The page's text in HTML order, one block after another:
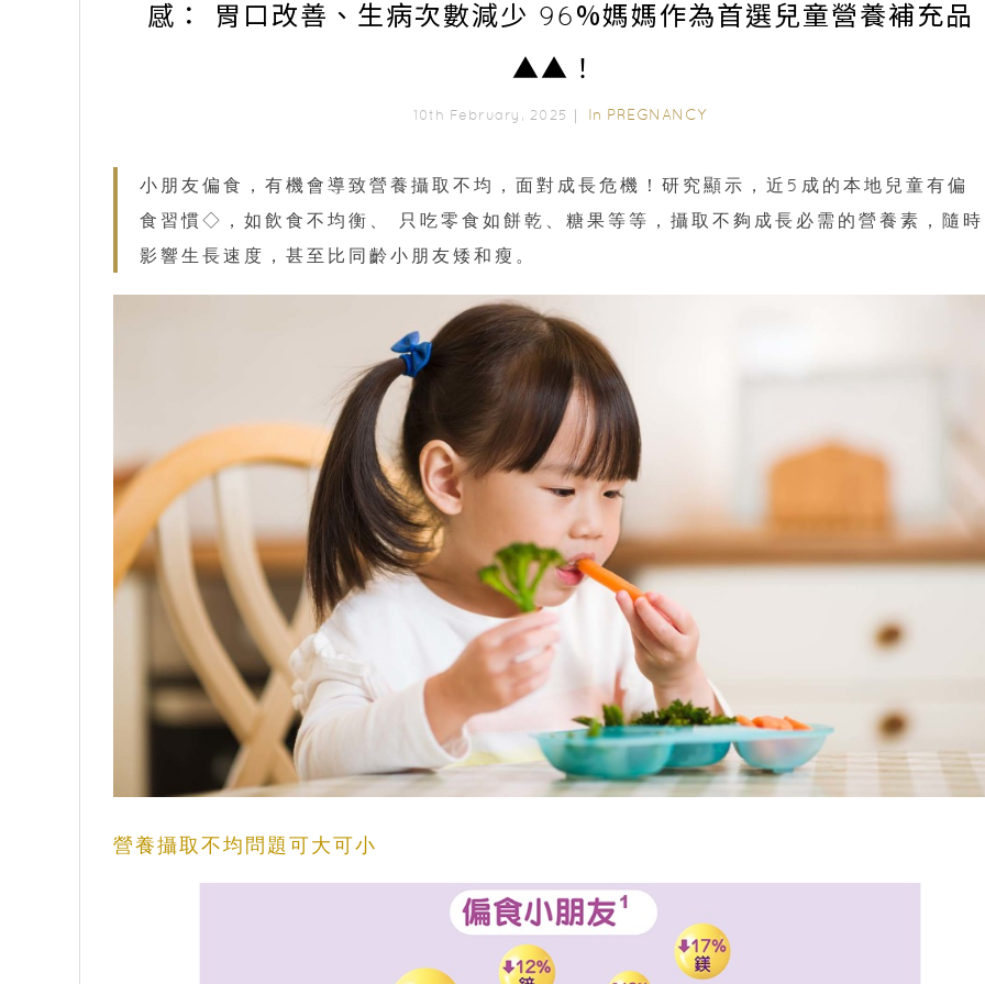
感： 胃口改善、生病次數減少 96%媽媽作為首選兒童營養補充品
▲▲！
10th February, 2025｜ In PREGNANCY
小朋友偏食，有機會導致營養攝取不均，面對成長危機！研究顯示，近5成的本地兒童有偏
食習慣◇，如飲食不均衡、 只吃零食如餅乾、糖果等等，攝取不夠成長必需的營養素，隨時
影響生長速度，甚至比同齡小朋友矮和瘦。
營養攝取不均問題可大可小